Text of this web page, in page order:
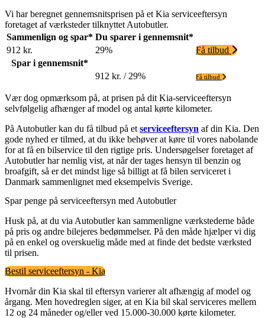
Vi har beregnet gennemsnitsprisen på et Kia serviceeftersyn
foretaget af værksteder tilknyttet Autobutler.
Sammenlign og spar* Du sparer i gennemsnit*
912 kr.
29%
Få tilbud
Spar i gennemsnit*
912 kr. / 29%
Få tilbud
Vær dog opmærksom på, at prisen på dit Kia-serviceeftersyn
selvfølgelig afhænger af model og antal kørte kilometer.
På Autobutler kan du få tilbud på etserviceeftersyn af din Kia. Den
gode nyhed er tilmed, at du ikke behøver at køre til vores nabolande
for at få en bilservice til den rigtige pris. Undersøgelser foretaget af
Autobutler har nemlig vist, at når der tages hensyn til benzin og
broafgift, så er det mindst lige så billigt at få bilen serviceret i
Danmark sammenlignet med eksempelvis Sverige.
Spar penge på serviceeftersyn med Autobutler
Husk på, at du via Autobutler kan sammenligne værkstederne både
på pris og andre bilejeres bedømmelser. På den måde hjælper vi dig
på en enkel og overskuelig måde med at finde det bedste værksted
til prisen.
Bestil serviceeftersyn - Kia
Hvornår din Kia skal til eftersyn varierer alt afhængig af model og
årgang. Men hovedreglen siger, at en Kia bil skal serviceres mellem
12 og 24 måneder og/eller ved 15.000-30.000 kørte kilometer.